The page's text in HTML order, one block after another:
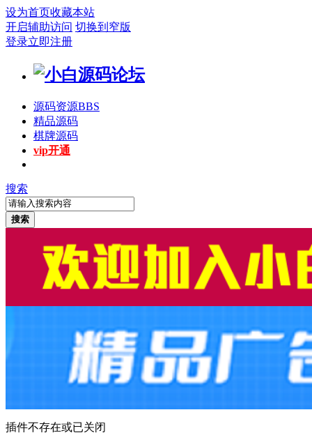
设为首页收藏本站
开启辅助访问 切换到窄版
登录立即注册
源码资源BBS
精品源码
棋牌源码
vip开通
搜索
搜索
插件不存在或已关闭